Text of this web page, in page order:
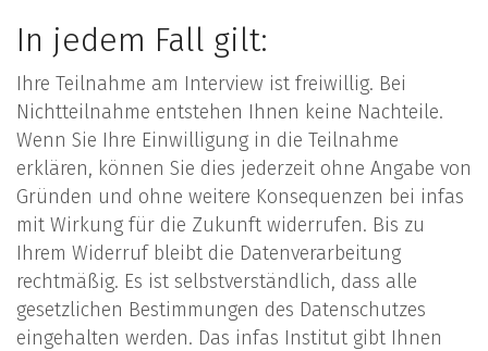
In jedem Fall gilt:
Ihre Teilnahme am Interview ist freiwillig. Bei
Nichtteilnahme entstehen Ihnen keine Nachteile.
Wenn Sie Ihre Einwilligung in die Teilnahme
erklären, können Sie dies jederzeit ohne Angabe von
Gründen und ohne weitere Konsequenzen bei infas
mit Wirkung für die Zukunft widerrufen. Bis zu
Ihrem Widerruf bleibt die Datenverarbeitung
rechtmäßig. Es ist selbstverständlich, dass alle
gesetzlichen Bestimmungen des Datenschutzes
eingehalten werden. Das infas Institut gibt Ihnen